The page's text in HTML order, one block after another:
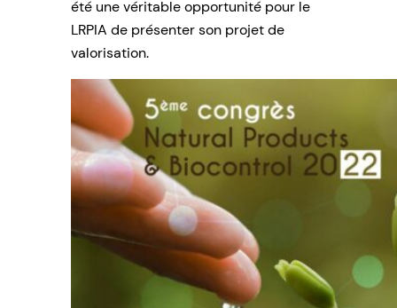
été une véritable opportunité pour le
LRPIA de présenter son projet de
valorisation.